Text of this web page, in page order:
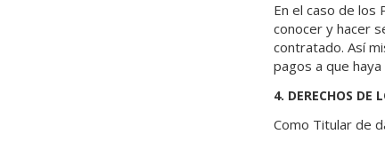
En el caso de los
conocer y hacer
contratado. Así
pagos a que
4. DERECHOS DE
Como Titular de